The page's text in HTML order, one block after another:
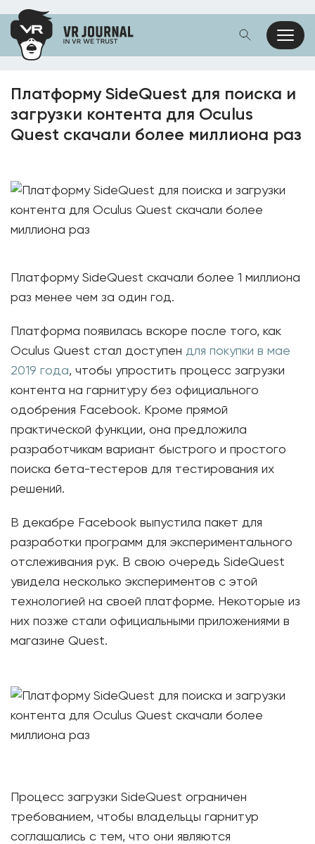
Платформу SideQuest для поиска и
загрузки контента для Oculus
Quest скачали более миллиона раз
Платформу SideQuest скачали более 1 миллиона
раз менее чем за один год.
Платформа появилась вскоре после того, как
Oculus Quest стал доступен для покупки в мае
2019 года, чтобы упростить процесс загрузки
контента на гарнитуру без официального
одобрения Facebook. Кроме прямой
практической функции, она предложила
разработчикам вариант быстрого и простого
поиска бета-тестеров для тестирования их
решений.
В декабре Facebook выпустила пакет для
разработки программ для экспериментального
отслеживания рук. В свою очередь SideQuest
увидела несколько экспериментов с этой
технологией на своей платформе. Некоторые из
них позже стали официальными приложениями в
магазине Quest.
Процесс загрузки SideQuest ограничен
требованием, чтобы владельцы гарнитур
соглашались с тем, что они являются